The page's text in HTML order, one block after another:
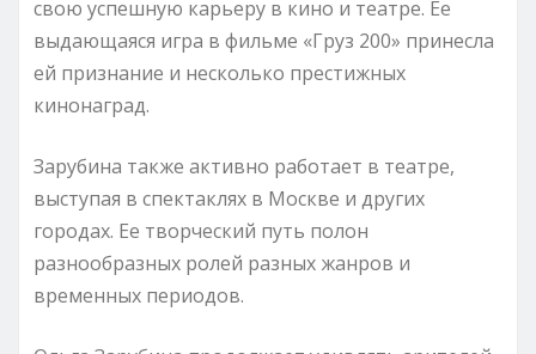
свою успешную карьеру в кино и театре. Ее
выдающаяся игра в фильме «Груз 200» принесла
ей признание и несколько престижных
кинонаград.
Зарубина также активно работает в театре,
выступая в спектаклях в Москве и других
городах. Ее творческий путь полон
разнообразных ролей разных жанров и
временных периодов.